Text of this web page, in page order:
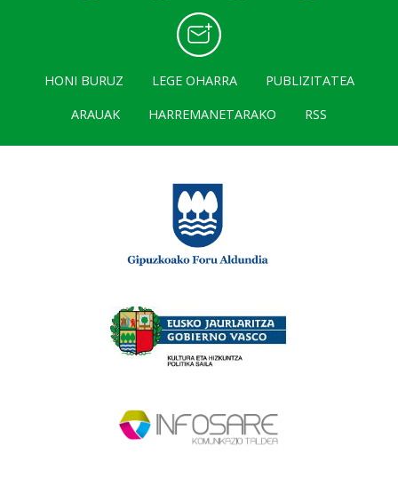
HONI BURUZ LEGE OHARRA
PUBLIZITATEA
ARAUAK
HARREMANETARAKO RSS